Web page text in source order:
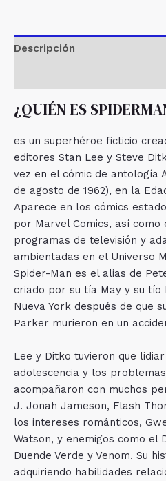
Descripción
¿QUIÉN ES
es un superhéroe ficticio
editores Stan Lee y Steve
vez en el cómic de antología
de agosto de 1962), en la
Aparece en los cómics
por Marvel Comics, así como
programas de televisión y
ambientadas en el Universo
Spider-Man es el alias de
criado por su tía May y su tío
Nueva York después de que
Parker murieron en un
Lee y Ditko tuvieron que
adolescencia y los
acompañaron con muchos
J. Jonah Jameson, Flash
los intereses románticos,
Watson, y enemigos como el
Duende Verde y Venom. Su
adquiriendo habilidades